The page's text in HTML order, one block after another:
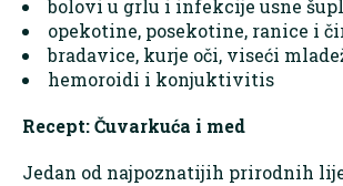
bolovi u grlu i infekcije usne
opekotine, posekotine, ranice i
bradavice, kurje oči, viseći
hemoroidi i konjuktivitis
Recept: Čuvarkuća i med
Jedan od najpoznatijih prirodnih